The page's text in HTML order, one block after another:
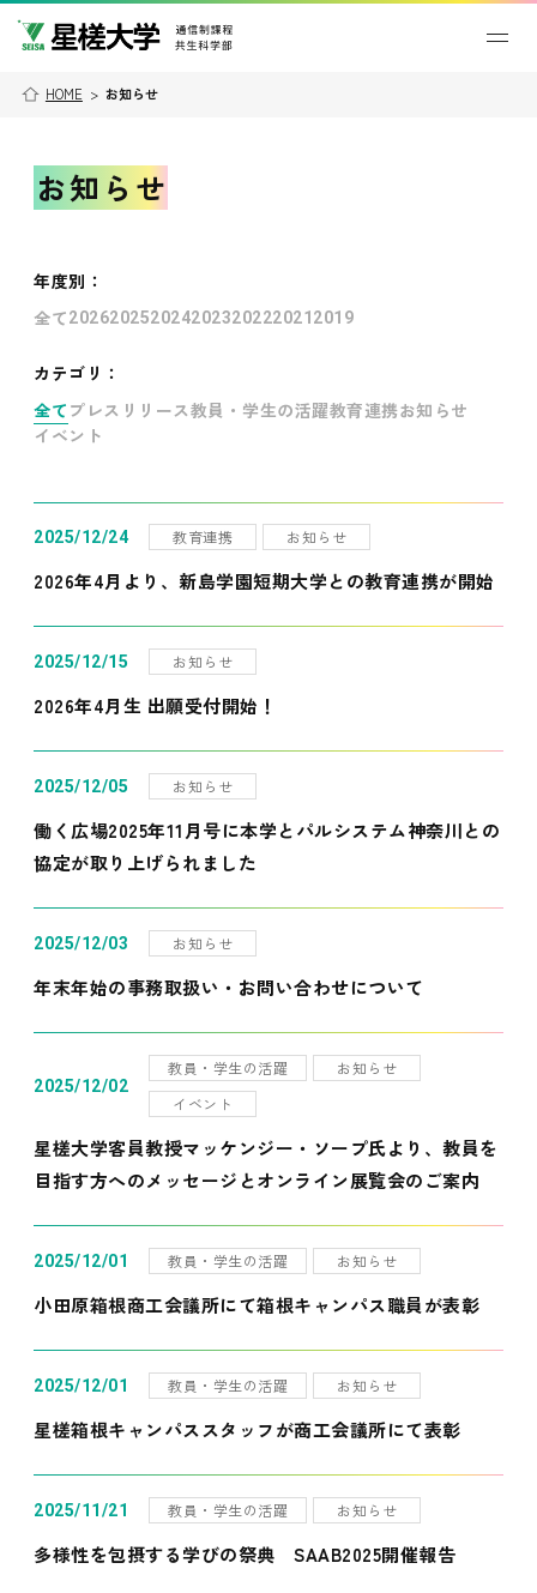
HOME > お知らせ
お知らせ
年度別 ：
全て202620252024202320222021 2019
カテゴリ：
全て プレスリリース教員・学生の活躍教育連携お知らせ
イベント
2025/12/24 教育連携 お知らせ
2026年4月より、新島学園短期大学との教育連携が開始
2025/12/15 お知らせ
2026年4月生 出願受付開始！
2025/12/05 お知らせ
働く広場2025年11月号に本学とパルシステム神奈川との
協定が取り上げられました
2025/12/03 お知らせ
年末年始の事務取扱い・お問い合わせについて
2025/12/02
教員・学生の活躍
お知らせ
イベント
星槎大学客員教授マッケンジー・ソープ氏より、教員を
目指す方へのメッセージとオンライン展覧会のご案内
2025/12/01 教員・学生の活躍 お知らせ
小田原箱根商工会議所にて箱根キャンパス職員が表彰
2025/12/01 教員・学生の活躍 お知らせ
星槎箱根キャンパススタッフが商工会議所にて表彰
2025/11/21 教員・学生の活躍 お知らせ
多様性を包摂する学びの祭典 SAAB2025開催報告